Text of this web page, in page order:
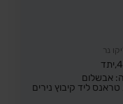
נר
יתד
אבשלום
ליד קיבוץ נירים